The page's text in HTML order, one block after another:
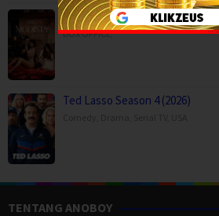
Ang Modista (2026)
BOX OFFICE,
Ted Lasso Season 4 (2026)
TENTANG ANOBOY